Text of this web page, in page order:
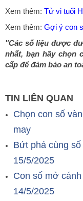
Xem thêm: Tử vi tuổi
Xem thêm: Gợi ý con
"Các số liệu được
nhất, bạn hãy chọn
cấp để đảm bảo an
TIN LIÊN QUAN
Chọn con số
may
Bứt phá cùng
15/5/2025
Con số mở
14/5/2025